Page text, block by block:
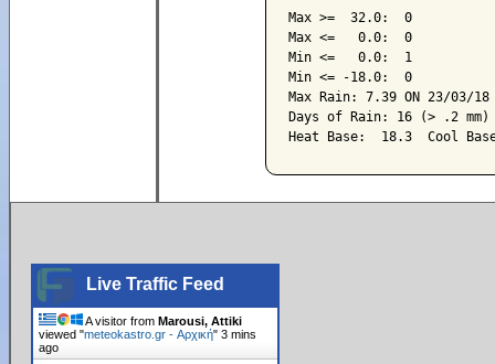
Max >=  32.0:  0
Max <=   0.0:  0
Min <=   0.0:  1
Min <= -18.0:  0
Max Rain: 7.39 ON 23/03/18
Days of Rain: 16 (> .2 mm)
Live Traffic Feed
A visitor fromMarousi, Attiki
viewed "meteokastro.gr - Αρχική"3 mins
ago